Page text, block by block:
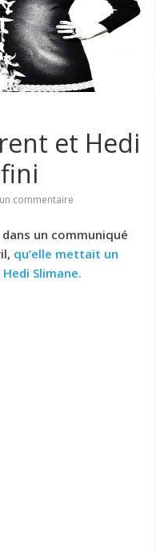
et Hedi
commentaire
un communiqué
qu’elle mettait un
Slimane.